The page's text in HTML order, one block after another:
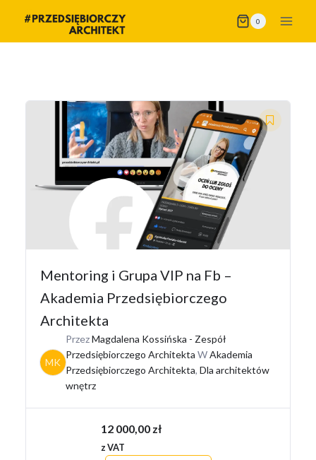
treści
0
Mentoring i Grupa VIP na Fb –
Akademia Przedsiębiorczego
Architekta
MK
PrzezMagdalena Kossińska - Zespół
Przedsiębiorczego Architekta WAkademia
Przedsiębiorczego Architekta, Dla architektów
wnętrz
12 000,00 zł
z VAT